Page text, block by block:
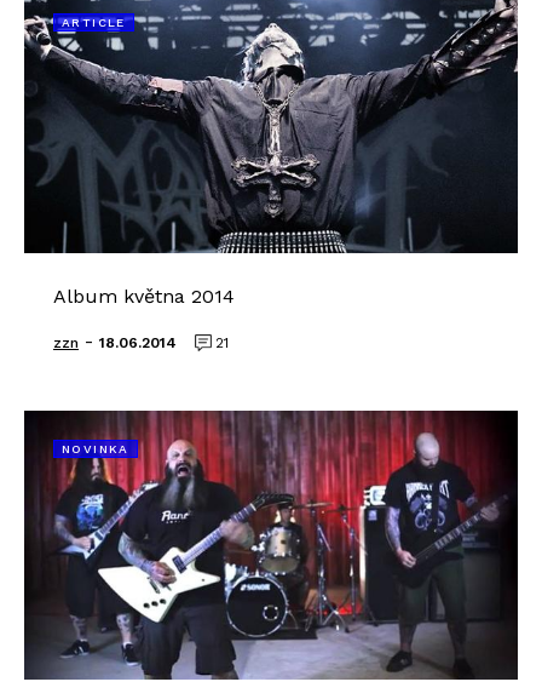
ARTICLE
Album května 2014
zzn - 18.06.2014 21
NOVINKA